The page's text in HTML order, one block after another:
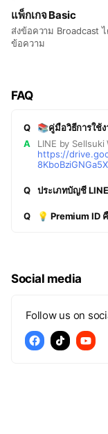
แพ็กเกจ Basic
ส่งข้อความ Broadcast
ข้อความ
FAQ
Q
📚คู่มือวิธีการใช้
A
LINE by Sellsuki
https://
Q
Q 💡 Premium ID
Social media
Follow us on